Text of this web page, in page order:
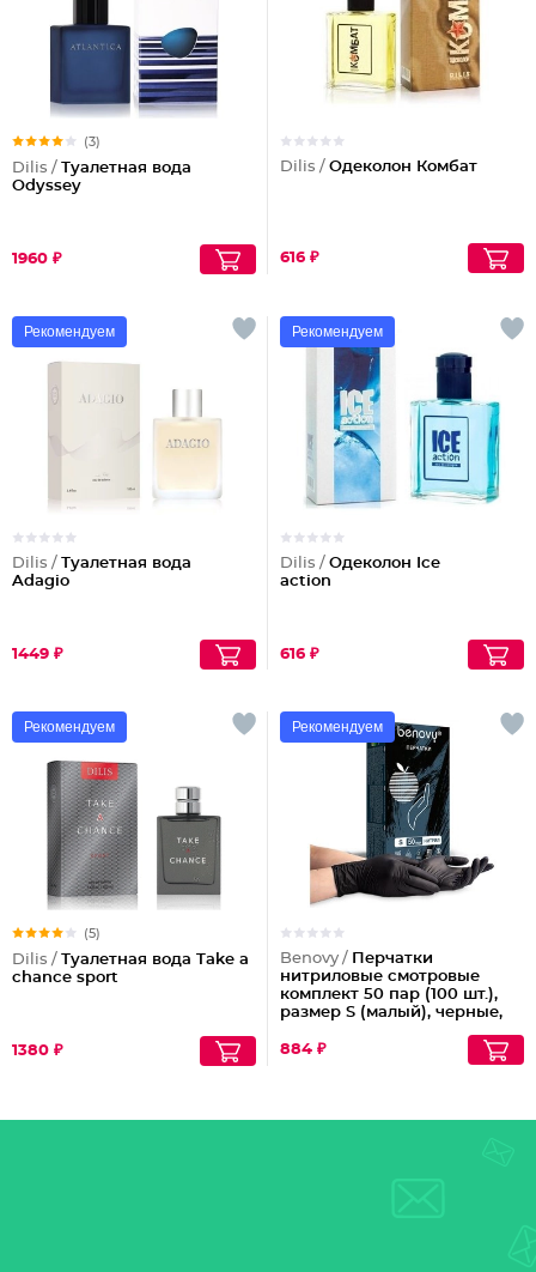
(3)
Dilis / Туалетная вода
Odyssey
1960 ₽
Dilis / Одеколон Комбат
616 ₽
Рекомендуем
Dilis / Туалетная вода
Adagio
1449 ₽
Рекомендуем
Dilis / Одеколон Ice
action
616 ₽
Рекомендуем
(5)
Dilis / Туалетная вода Take a
chance sport
1380 ₽
Рекомендуем
Benovy / Перчатки
нитриловые смотровые
комплект 50 пар (100 шт.),
размер S (малый), черные,
884 ₽